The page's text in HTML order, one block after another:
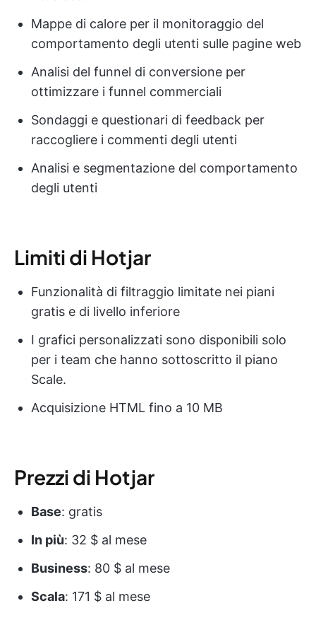
Mappe di calore per il monitoraggio del
comportamento degli utenti sulle pagine web
Analisi del funnel di conversione per
ottimizzare i funnel commerciali
Sondaggi e questionari di feedback per
raccogliere i commenti degli utenti
Analisi e segmentazione del comportamento
degli utenti
Limiti di Hotjar
Funzionalità di filtraggio limitate nei piani
gratis e di livello inferiore
I grafici personalizzati sono disponibili solo
per i team che hanno sottoscritto il piano
Scale.
Acquisizione HTML fino a 10 MB
Prezzi di Hotjar
Base: gratis
In più: 32 $ al mese
Business: 80 $ al mese
Scala: 171 $ al mese